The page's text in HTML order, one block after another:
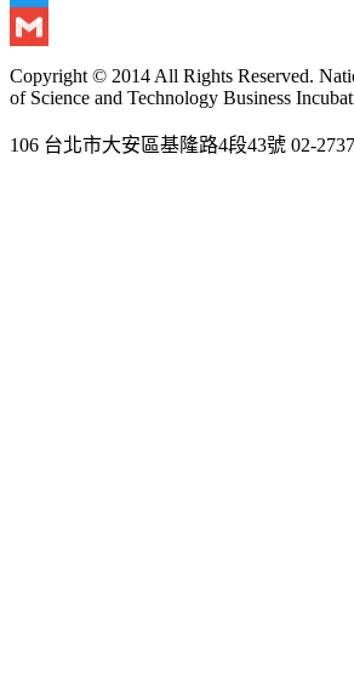
Twitter
Gmail
Copyright © 2014 All Rights Reserved.
of Science and Technology Business
106 台北市大安區基隆路4段43號 02-